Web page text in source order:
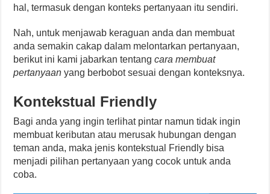
hal, termasuk dengan konteks pertanyaan itu sendiri.
Nah, untuk menjawab keraguan anda dan membuat
anda semakin cakap dalam melontarkan pertanyaan,
berikut ini kami jabarkan tentangcara membuat
pertanyaan yang berbobot sesuai dengan konteksnya.
Kontekstual Friendly
Bagi anda yang ingin terlihat pintar namun tidak ingin
membuat keributan atau merusak hubungan dengan
teman anda, maka jenis kontekstual Friendly bisa
menjadi pilihan pertanyaan yang cocok untuk anda
coba.